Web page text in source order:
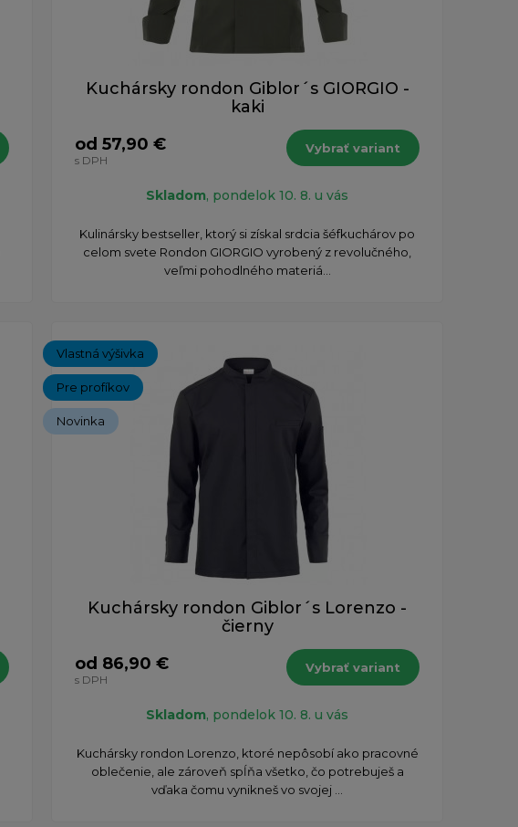
Kuchársky rondon Giblor´s GIORGIO -
kaki
od 57,90 €
s DPH
Vybrať variant
Skladom, pondelok 10. 8. u vás
Kulinársky bestseller, ktorý si získal srdcia šéfkuchárov po
celom svete Rondon GIORGIO vyrobený z revolučného,
veľmi pohodlného materiá...
Vlastná výšivka
Pre profíkov
Novinka
Kuchársky rondon Giblor´s Lorenzo -
čierny
od 86,90 €
s DPH
Vybrať variant
Skladom, pondelok 10. 8. u vás
Kuchársky rondon Lorenzo, ktoré nepôsobí ako pracovné
oblečenie, ale zároveň spĺňa všetko, čo potrebuješ a
vďaka čomu vynikneš vo svojej ...